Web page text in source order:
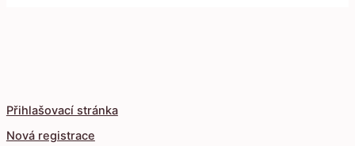
Přihlašovací stránka
Nová registrace